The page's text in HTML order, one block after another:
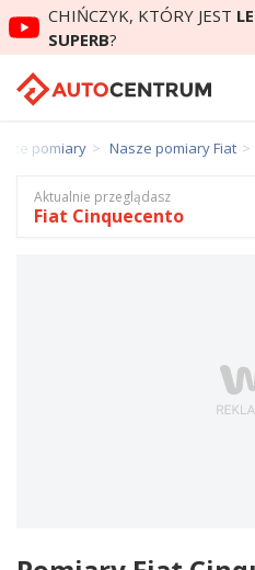
CHIŃCZYK, KTÓRY JEST
SUPERB?
pomiary Nasze pomiary Fiat
Aktualnie przeglądasz
Fiat Cinquecento